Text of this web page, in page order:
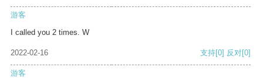
游客
I called you 2 times. W
2022-02-16 支持[0] 反对[0]
游客